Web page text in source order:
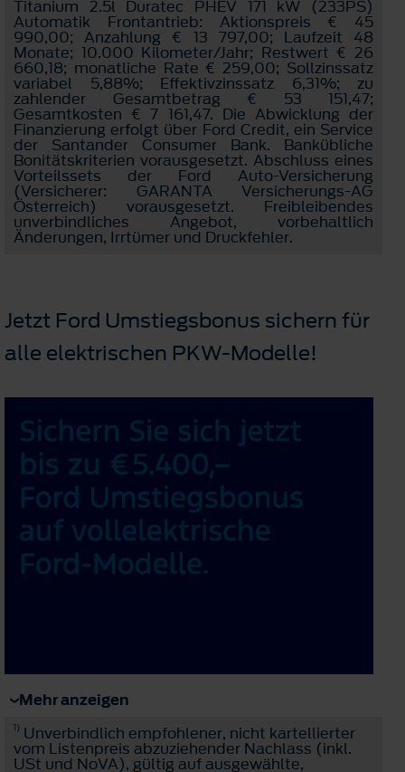
Titanium 2.5l Duratec PHEV 171 kW (233PS)
Automatik Frontantrieb: Aktionspreis € 45
990,00; Anzahlung € 13 797,00; Laufzeit 48
Monate; 10.000 Kilometer/Jahr; Restwert € 26
660,18; monatliche Rate € 259,00; Sollzinssatz
variabel 5,88%; Effektivzinssatz 6,31%; zu
zahlender Gesamtbetrag € 53 151,47;
Gesamtkosten € 7 161,47. Die Abwicklung der
Finanzierung erfolgt über Ford Credit, ein Service
der Santander Consumer Bank. Bankübliche
Bonitätskriterien vorausgesetzt. Abschluss eines
Vorteilssets der Ford Auto-Versicherung
(Versicherer: GARANTA Versicherungs-AG
Österreich) vorausgesetzt. Freibleibendes
unverbindliches Angebot, vorbehaltlich
Änderungen, Irrtümer und Druckfehler.
Jetzt Ford Umstiegsbonus sichern für
alle elektrischen PKW-Modelle!
Mehr anzeigen
1) Unverbindlich empfohlener, nicht kartellierter
vom Listenpreis abzuziehender Nachlass (inkl.
USt und NoVA), gültig auf ausgewählte,